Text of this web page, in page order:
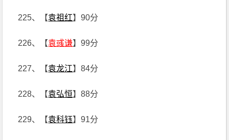
225、【袁祖红】90分
226、【袁彧谦】99分
227、【袁龙江】84分
228、【袁弘恒】88分
229、【袁科钰】91分